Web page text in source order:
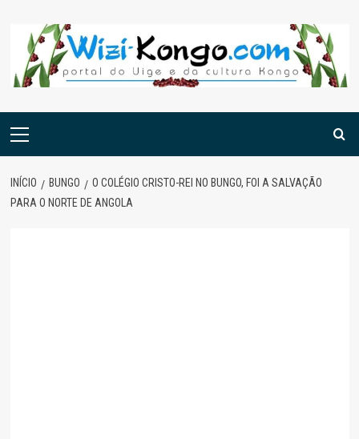
content
Menu
INÍCIO BUNGO
O COLÉGIO CRISTO-REI NO BUNGO, FOI A SALVAÇÃO
PARA O NORTE DE ANGOLA